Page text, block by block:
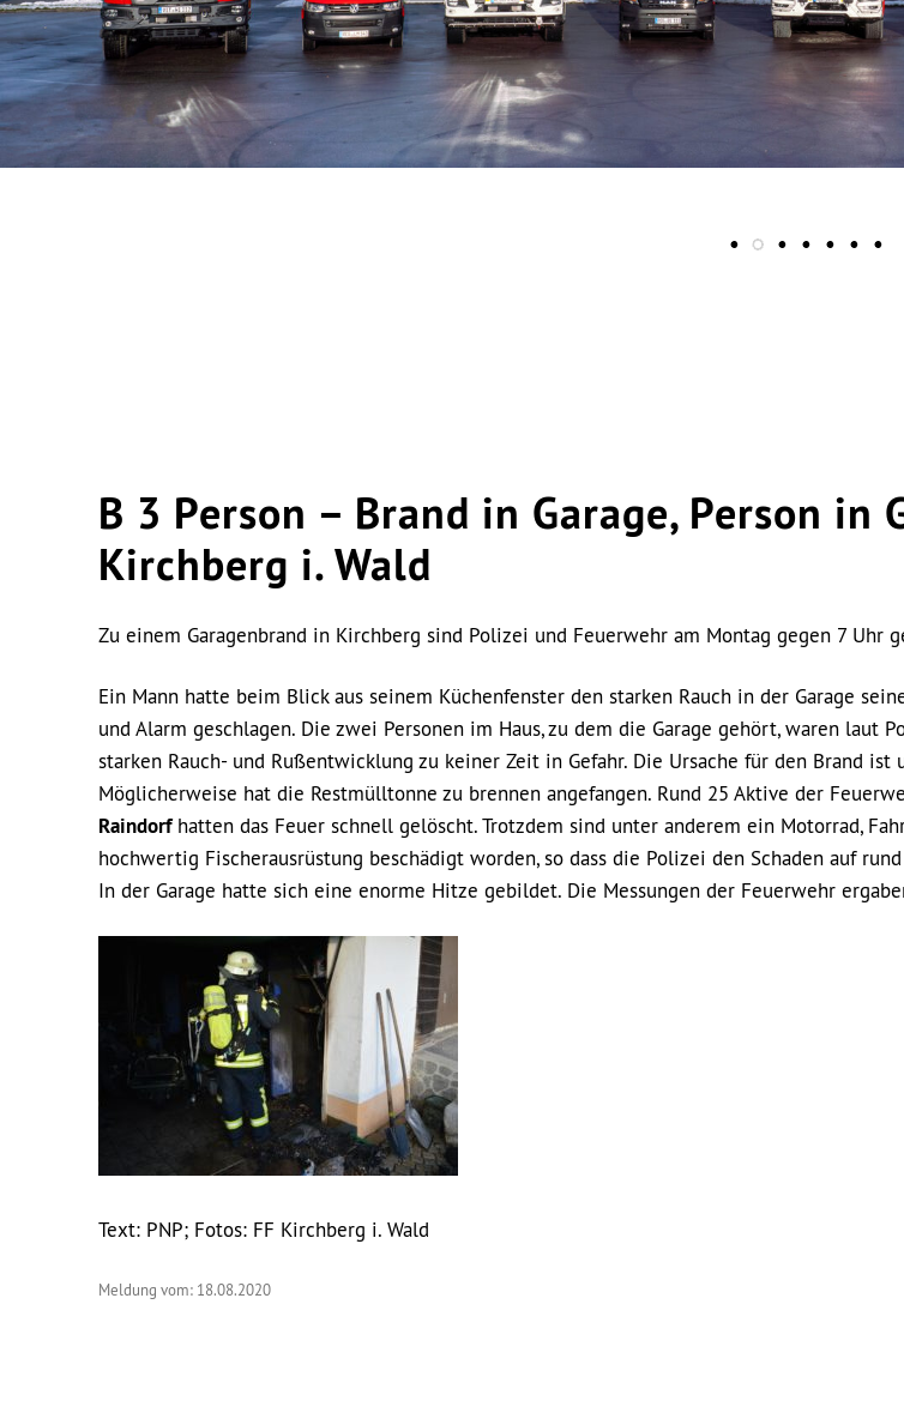
B 3 Person – Brand in Garage, Person in
Kirchberg i. Wald
Zu einem Garagenbrand in Kirchberg sind Polizei und Feuerwehr am Montag gegen 7 Uhr
Ein Mann hatte beim Blick aus seinem Küchenfenster den starken Rauch in der Garage
und Alarm geschlagen. Die zwei Personen im Haus, zu dem die Garage gehört, waren laut
starken Rauch- und Rußentwicklung zu keiner Zeit in Gefahr. Die Ursache für den Brand ist
Möglicherweise hat die Restmülltonne zu brennen angefangen. Rund 25 Aktive der
Raindorfhatten das Feuer schnell gelöscht. Trotzdem sind unter anderem ein Motorrad,
hochwertig Fischerausrüstung beschädigt worden, so dass die Polizei den Schaden auf
In der Garage hatte sich eine enorme Hitze gebildet. Die Messungen der Feuerwehr
Text: PNP; Fotos: FF Kirchberg i. Wald
Meldung vom: 18.08.2020